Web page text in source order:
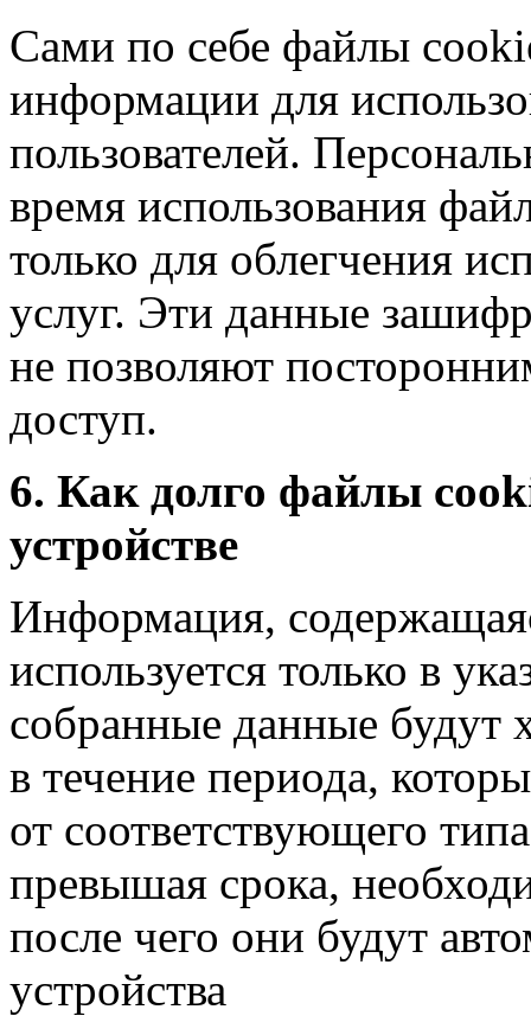
Сами по себе файлы
информации для
пользователей.
время использования
только для облегчения
услуг. Эти данные
не позволяют
доступ.
6. Как долго файлы
устройстве
Информация,
используется только в
собранные данные будут
в течение периода,
от соответствующего
превышая срока,
после чего они будут
устройства